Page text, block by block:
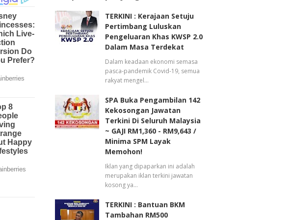
TERKINI : Kerajaan Setuju
Pertimbang Luluskan
Pengeluaran Khas KWSP 2.0
Dalam Masa Terdekat
Dalam keadaan ekonomi semasa
pasca-pandemik Covid-19, semua
rakyat mengel…
SPA Buka Pengambilan 142
Kekosongan Jawatan
Terkini Di Seluruh Malaysia
~ GAJI RM1,360 - RM9,643 /
Minima SPM Layak
Memohon!
Iklan yang dipaparkan ini adalah
merupakan iklan terkini jawatan
kosong ya…
TERKINI : Bantuan BKM
Tambahan RM500